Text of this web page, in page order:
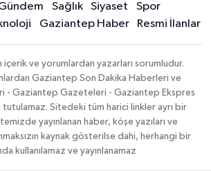
Sağlık Siyaset
Spor
Gaziantep Haber Resmi İlanlar
içerik ve yorumlardan yazarları sorumludur.
Gaziantep Son Dakika Haberleri ve
- Gaziantep Gazeteleri - Gaziantep Ekspres
Sitedeki tüm harici linkler ayrı bir
yayınlanan haber, köşe yazıları ve
kaynak gösterilse dahi, herhangi bir
kullanılamaz ve yayınlanamaz